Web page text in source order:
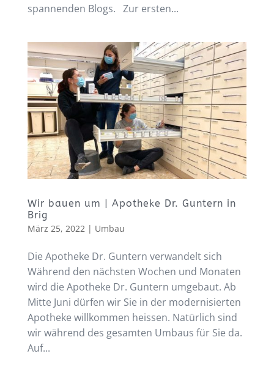
spannenden Blogs. Zur ersten...
Wir bauen um | Apotheke Dr. Guntern in
Brig
März 25, 2022 | Umbau
Die Apotheke Dr. Guntern verwandelt sich
Während den nächsten Wochen und Monaten
wird die Apotheke Dr. Guntern umgebaut. Ab
Mitte Juni dürfen wir Sie in der modernisierten
Apotheke willkommen heissen. Natürlich sind
wir während des gesamten Umbaus für Sie da.
Auf...